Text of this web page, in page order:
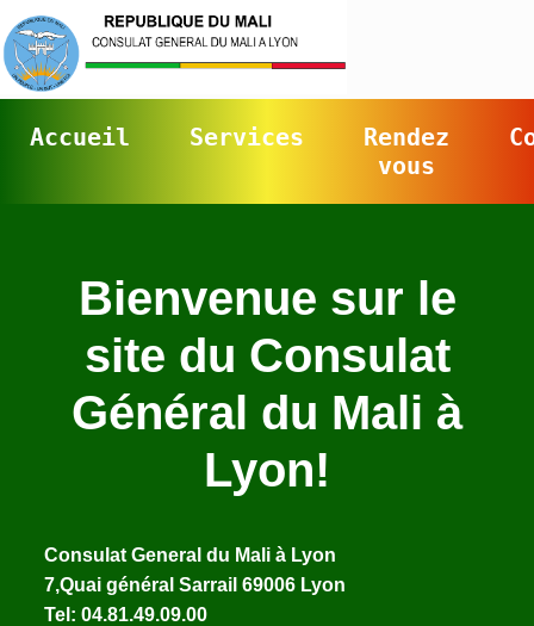
Accueil Services
Rendez
vous
Bienvenue sur le
site du Consulat
Général du Mali à
Lyon!
General du Mali à Lyon
général Sarrail 69006 Lyon
04.81.49.09.00